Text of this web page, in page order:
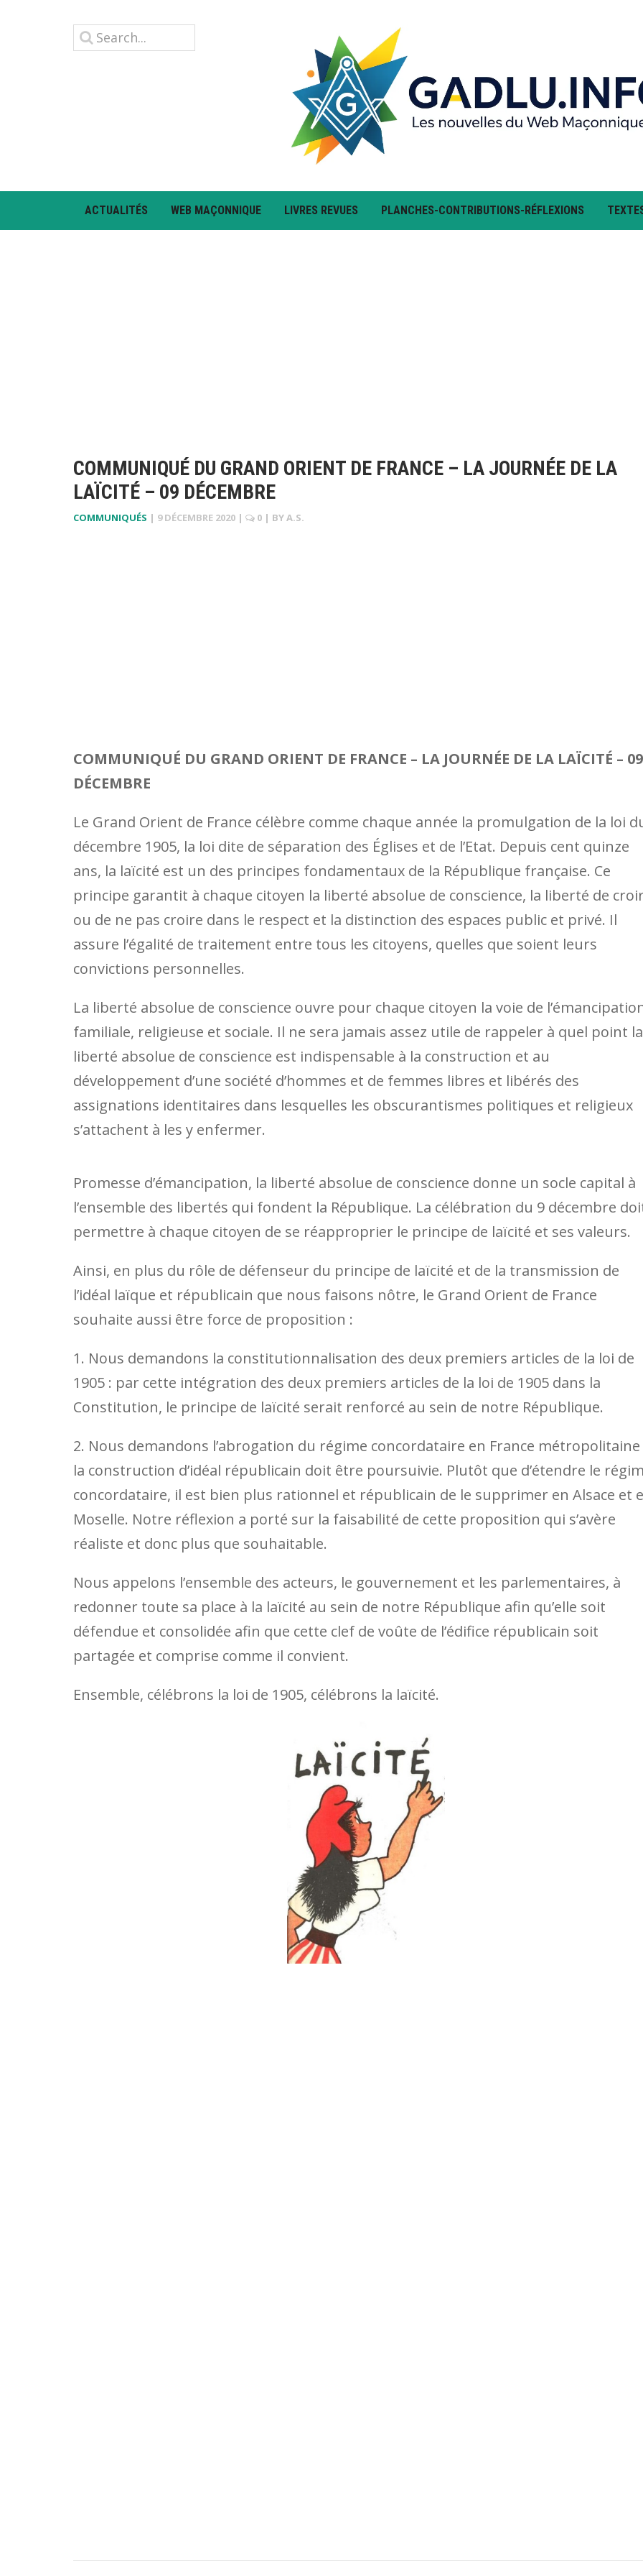
ACTUALITÉS WEB MAÇONNIQUE LIVRES REVUES PLANCHES-CONTRIBUTIONS-RÉFLEXIONS
COMMUNIQUÉ DU GRAND ORIENT DE FRANCE – LA JOURNÉE DE LA
LAÏCITÉ – 09 DÉCEMBRE
COMMUNIQUÉS | 9 DÉCEMBRE 2020 | 0 | BYA.S.
COMMUNIQUÉ DU GRAND ORIENT DE FRANCE – LA JOURNÉE DE LA LAÏCITÉ – 09
DÉCEMBRE
Le Grand Orient de France célèbre comme chaque année la promulgation de la loi
décembre 1905, la loi dite de séparation des Églises et de l’Etat. Depuis cent quinze
ans, la laïcité est un des principes fondamentaux de la République française. Ce
principe garantit à chaque citoyen la liberté absolue de conscience, la liberté de
ou de ne pas croire dans le respect et la distinction des espaces public et privé. Il
assure l’égalité de traitement entre tous les citoyens, quelles que soient leurs
convictions personnelles.
La liberté absolue de conscience ouvre pour chaque citoyen la voie de
familiale, religieuse et sociale. Il ne sera jamais assez utile de rappeler à quel point la
liberté absolue de conscience est indispensable à la construction et au
développement d’une société d’hommes et de femmes libres et libérés des
assignations identitaires dans lesquelles les obscurantismes politiques et religieux
s’attachent à les y enfermer.
Promesse d’émancipation, la liberté absolue de conscience donne un socle capital à
l’ensemble des libertés qui fondent la République. La célébration du 9 décembre
permettre à chaque citoyen de se réapproprier le principe de laïcité et ses valeurs.
Ainsi, en plus du rôle de défenseur du principe de laïcité et de la transmission de
l’idéal laïque et républicain que nous faisons nôtre, le Grand Orient de France
souhaite aussi être force de proposition :
1. Nous demandons la constitutionnalisation des deux premiers articles de la loi de
1905 : par cette intégration des deux premiers articles de la loi de 1905 dans la
Constitution, le principe de laïcité serait renforcé au sein de notre République.
2. Nous demandons l’abrogation du régime concordataire en France métropolitaine
la construction d’idéal républicain doit être poursuivie. Plutôt que d’étendre le
concordataire, il est bien plus rationnel et républicain de le supprimer en Alsace et
Moselle. Notre réflexion a porté sur la faisabilité de cette proposition qui s’avère
réaliste et donc plus que souhaitable.
Nous appelons l’ensemble des acteurs, le gouvernement et les parlementaires, à
redonner toute sa place à la laïcité au sein de notre République afin qu’elle soit
défendue et consolidée afin que cette clef de voûte de l’édifice républicain soit
partagée et comprise comme il convient.
Ensemble, célébrons la loi de 1905, célébrons la laïcité.